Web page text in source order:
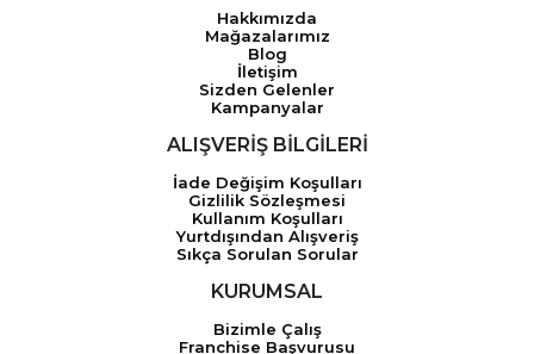
Hakkımızda
Mağazalarımız
Blog
İletişim
Sizden Gelenler
Kampanyalar
ALIŞVERİŞ BİLGİLERİ
İade Değişim Koşulları
Gizlilik Sözleşmesi
Kullanım Koşulları
Yurtdışından Alışveriş
Sıkça Sorulan Sorular
KURUMSAL
Bizimle Çalış
Franchise Başvurusu